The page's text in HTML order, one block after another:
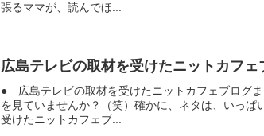
張るママが、読んでほ...
広島テレビの取材を受けたニットカフェ
● 広島テレビの取材を受けたニットカフェブログ
を見ていませんか？（笑）確かに、ネタは、いっ
受けたニットカフェブ...